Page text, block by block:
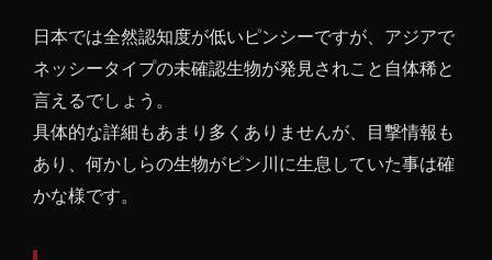
1.2
謎の
見つ
かっ
てい
ピン
日本では全然認知度が低いピンシーですが、アジアで
ネッシータイプの未確認生物が発見されこと自体稀と
言えるでしょう。
具体的な詳細もあまり多くありませんが、目撃情報も
あり、何かしらの生物がピン川に生息していた事は確
かな様です。